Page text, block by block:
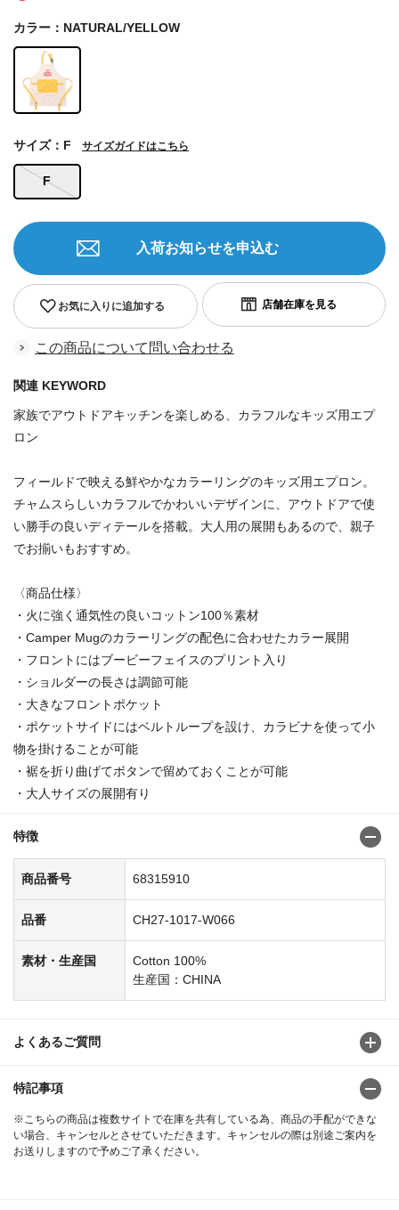
カラー：NATURAL/YELLOW
F
サイズ：F サイズガイドはこちら
お気に入りに追加する
入荷お知らせを申込む
この商品について問い合わせる
関連 KEYWORD
家族でアウトドアキッチンを楽しめる、カラフルなキッズ用エプ
ロン
フィールドで映える鮮やかなカラーリングのキッズ用エプロン。
チャムスらしいカラフルでかわいいデザインに、アウトドアで使
い勝手の良いディテールを搭載。大人用の展開もあるので、親子
でお揃いもおすすめ。
〈商品仕様〉
・火に強く通気性の良いコットン100％素材
・Camper Mugのカラーリングの配色に合わせたカラー展開
・フロントにはブービーフェイスのプリント入り
・ショルダーの長さは調節可能
・大きなフロントポケット
・ポケットサイドにはベルトループを設け、カラビナを使って小
物を掛けることが可能
・裾を折り曲げてボタンで留めておくことが可能
・大人サイズの展開有り
特徴
商品番号 68315910
品番 CH27-1017-W066
素材・生産国
Cotton 100%
生産国：CHINA
よくあるご質問
特記事項
※こちらの商品は複数サイトで在庫を共有している為、商品の手配ができな
い場合、キャンセルとさせていただきます。キャンセルの際は別途ご案内を
お送りしますので予めご了承ください。